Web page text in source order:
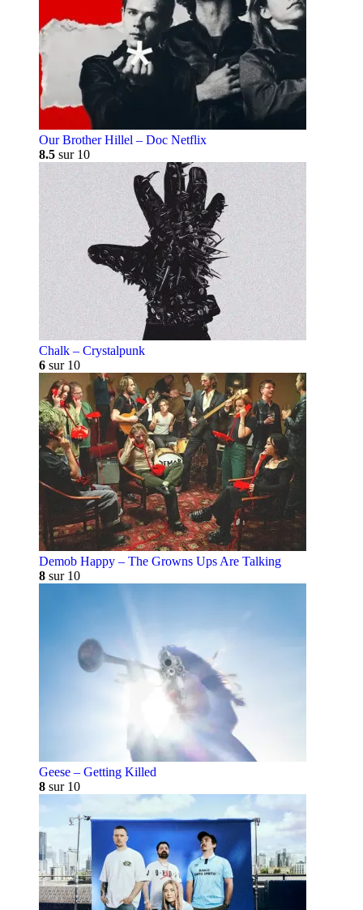
Our Brother Hillel – Doc Netflix
8.5 sur 10
Chalk – Crystalpunk
6 sur 10
Demob Happy – The Growns Ups Are Talking
8 sur 10
Geese – Getting Killed
8 sur 10